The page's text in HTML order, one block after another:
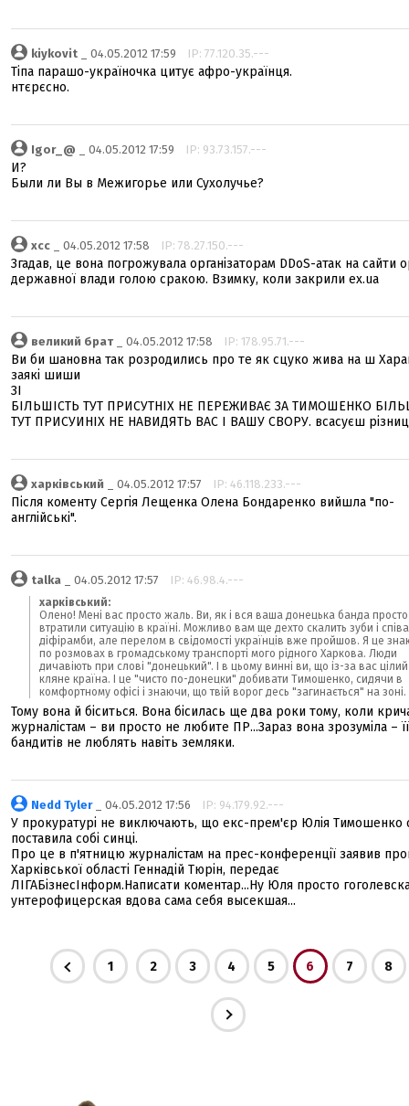
kiykovit _ 04.05.2012 17:59 IP: 77.120.35.---
Тіпа парашо-україночка цитує афро-українця.
нтєрєсно.
Igor_@ _ 04.05.2012 17:59 IP: 93.73.157.---
И?
Были ли Вы в Межигорье или Сухолучье?
xcc _ 04.05.2012 17:58 IP: 78.27.150.---
Згадав, це вона погрожувала організаторам DDoS-атак на сайти
державної влади голою сракою. Взимку, коли закрили ex.ua
великий брат_ 04.05.2012 17:58 IP: 178.95.71.---
Ви би шановна так розродились про те як сцуко жива на ш
заякі шиши
ЗІ
БІЛЬШІСТЬ ТУТ ПРИСУТНІХ НЕ ПЕРЕЖИВАЄ ЗА ТИМОШЕНКО
ТУТ ПРИСУИНІХ НЕ НАВИДЯТЬ ВАС І ВАШУ СВОРУ. всасуєш
харківський _ 04.05.2012 17:57 IP: 46.118.233.---
Після коменту Сергія Лещенка Олена Бондаренко вийшла "по-
англійські".
talka _ 04.05.2012 17:57 IP: 46.98.4.---
харківський:
Олено! Мені вас просто жаль. Ви, як і вся ваша донецька банда просто
втратили ситуацію в країні. Можливо вам ще дехто скалить зуби і
діфірамби, але перелом в свідомості українців вже пройшов. Я це
по розмовах в громадському транспорті мого рідного Харкова. Люди
дичавіють при слові "донецький". І в цьому винні ви, що із-за вас цілий
кляне країна. І це "чисто по-донецки" добивати Тимошенко, сидячи в
комфортному офісі і знаючи, що твій ворог десь "загинається" на зоні.
Тому вона й біситься. Вона бісилась ще два роки тому, коли
журналістам – ви просто не любите ПР...Зараз вона зрозуміла – її
бандитів не люблять навіть земляки.
Nedd Tyler_ 04.05.2012 17:56 IP: 94.179.92.---
У прокуратурі не виключають, що екс-прем'єр Юлія Тимошенко
поставила собі синці.
Про це в п'ятницю журналістам на прес-конференції заявив
Харківської області Геннадій Тюрін, передає
ЛІГАБізнесІнформ.Написати коментар...Ну Юля просто
унтерофицерская вдова сама себя высекшая...
1 2 3 4 5 6 7 8